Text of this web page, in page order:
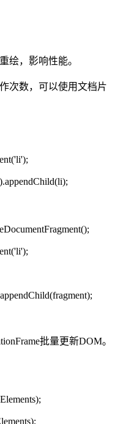
绘，影响性能。
次数，可以使用文档片
批量更新DOM。